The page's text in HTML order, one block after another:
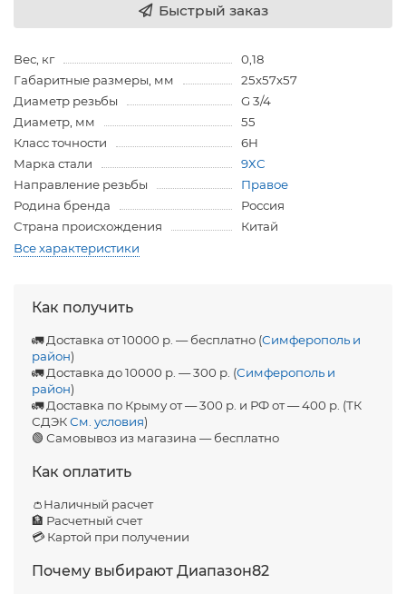
Быстрый заказ
Вес, кг
0,18
Габаритные размеры, мм
25х57х57
Диаметр резьбы
G 3/4
Диаметр, мм
55
Класс точности
6H
Марка стали
9ХС
Направление резьбы
Правое
Родина бренда
Россия
Страна происхождения
Китай
Все характеристики
Как получить
🚛 Доставка от 10000 р. — бесплатно (Симферополь и
район)
🚛 Доставка до 10000 р. — 300 р. (Симферополь и
район)
🚛 Доставка по Крыму от — 300 р. и РФ от — 400 р. (ТК
СДЭКСм. условия)
🟢 Самовывоз из магазина — бесплатно
Как оплатить
👛Наличный расчет
🏦 Расчетный счет
💳 Картой при получении
Почему выбирают Диапазон82